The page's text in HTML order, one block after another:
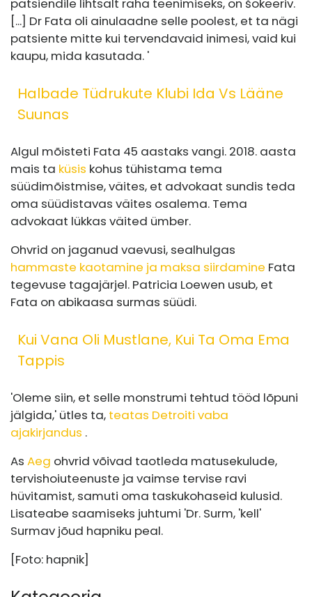
patsiendile lihtsalt raha teenimiseks, on šokeeriv.
[...] Dr Fata oli ainulaadne selle poolest, et ta nägi
patsiente mitte kui tervendavaid inimesi, vaid kui
kaupu, mida kasutada. '
Halbade Tüdrukute Klubi Ida Vs Lääne
Suunas
Algul mõisteti Fata 45 aastaks vangi. 2018. aasta
mais ta küsis kohus tühistama tema
süüdimõistmise, väites, et advokaat sundis teda
oma süüdistavas väites osalema. Tema
advokaat lükkas väited ümber.
Ohvrid on jaganud vaevusi, sealhulgas
hammaste kaotamine ja maksa siirdamine Fata
tegevuse tagajärjel. Patricia Loewen usub, et
Fata on abikaasa surmas süüdi.
Kui Vana Oli Mustlane, Kui Ta Oma Ema
Tappis
'Oleme siin, et selle monstrumi tehtud tööd lõpuni
jälgida,' ütles ta, teatas Detroiti vaba
ajakirjandus .
As Aeg ohvrid võivad taotleda matusekulude,
tervishoiuteenuste ja vaimse tervise ravi
hüvitamist, samuti oma taskukohaseid kulusid.
Lisateabe saamiseks juhtumi 'Dr. Surm, 'kell'
Surmav jõud hapniku peal.
[Foto: hapnik]